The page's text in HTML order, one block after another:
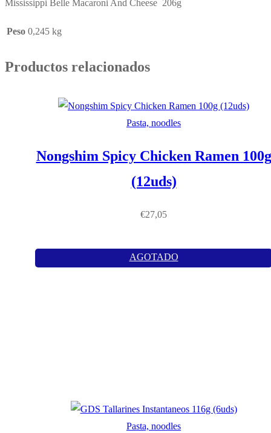
Mississippi Belle Macaroni And Cheese 206g
Peso 0,245 kg
Productos relacionados
Pasta, noodles
Nongshim Spicy Chicken Ramen 100g
(12uds)
€27,05
AGOTADO
Pasta, noodles